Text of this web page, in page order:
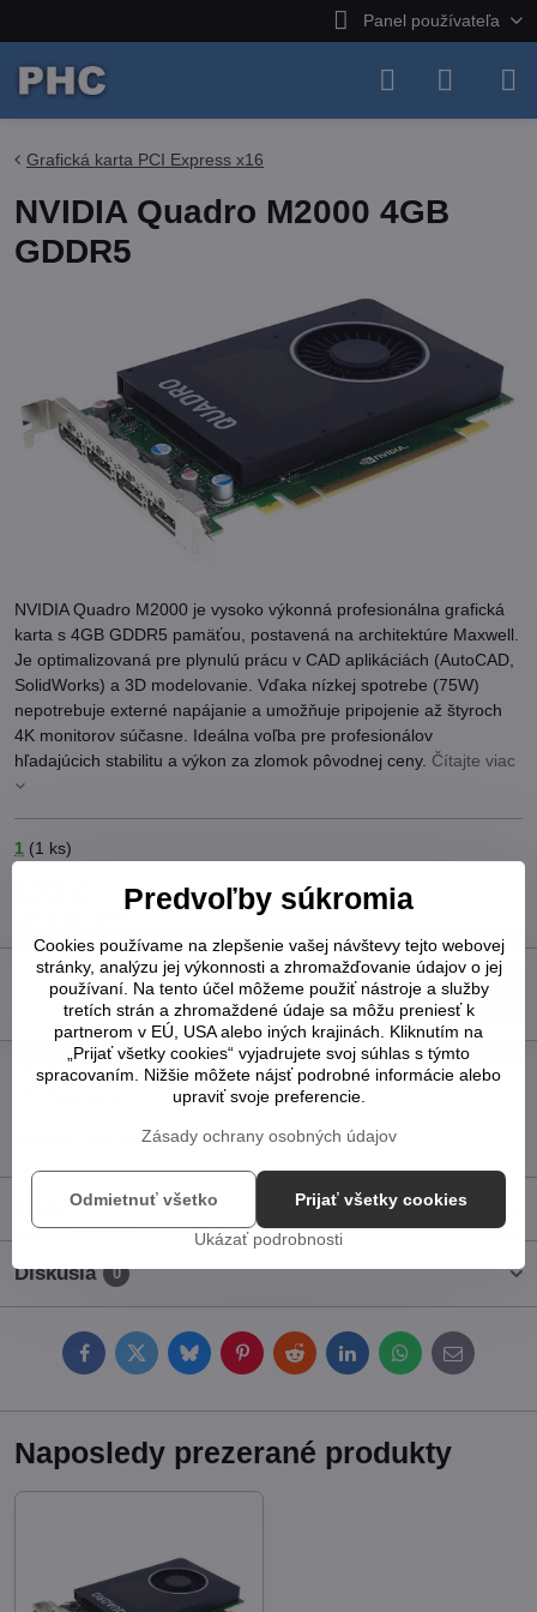
Panel používateľa
Grafická karta PCI Express x16
NVIDIA Quadro M2000 4GB
GDDR5
NVIDIA Quadro M2000 je vysoko výkonná profesionálna grafická
karta s 4GB GDDR5 pamäťou, postavená na architektúre Maxwell.
Je optimalizovaná pre plynulú prácu v CAD aplikáciách (AutoCAD,
SolidWorks) a 3D modelovanie. Vďaka nízkej spotrebe (75W)
nepotrebuje externé napájanie a umožňuje pripojenie až štyroch
4K monitorov súčasne. Ideálna voľba pre profesionálov
hľadajúcich stabilitu a výkon za zlomok pôvodnej ceny. Čítajte viac
1 (1 ks)
Do košíka
Pridať k Obľúbeným Otázka k produktu
Strážny pes
Diskusia 0
FacebookTwitterBlueskyPinterestRedditLinkedInWhatsApp
E-
mail
Naposledy prezerané produkty
Predvoľby súkromia
Cookies používame na zlepšenie vašej návštevy tejto webovej
stránky, analýzu jej výkonnosti a zhromažďovanie údajov o jej
používaní. Na tento účel môžeme použiť nástroje a služby
tretích strán a zhromaždené údaje sa môžu preniesť k
partnerom v EÚ, USA alebo iných krajinách. Kliknutím na
„Prijať všetky cookies“ vyjadrujete svoj súhlas s týmto
spracovaním. Nižšie môžete nájsť podrobné informácie alebo
upraviť svoje preferencie.
Zásady ochrany osobných údajov
Ukázať podrobnosti
Prijať všetky cookies
Odmietnuť všetko